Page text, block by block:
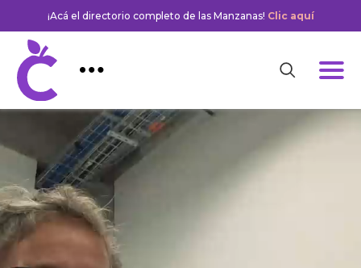
¡Acá el directorio completo de las Manzanas! Clic aquí